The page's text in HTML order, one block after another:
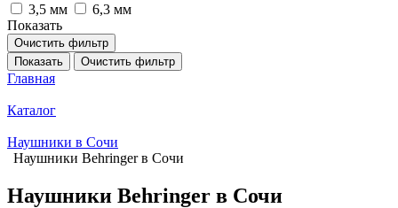
3,5 мм
6,3 мм
Показать
Очистить фильтр
Показать
Очистить фильтр
Главная
Каталог
Наушники в Сочи
Наушники Behringer в Сочи
Наушники Behringer в Сочи